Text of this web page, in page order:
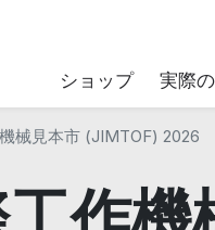
ショップ 実際
械見本市 (JIMTOF) 2026